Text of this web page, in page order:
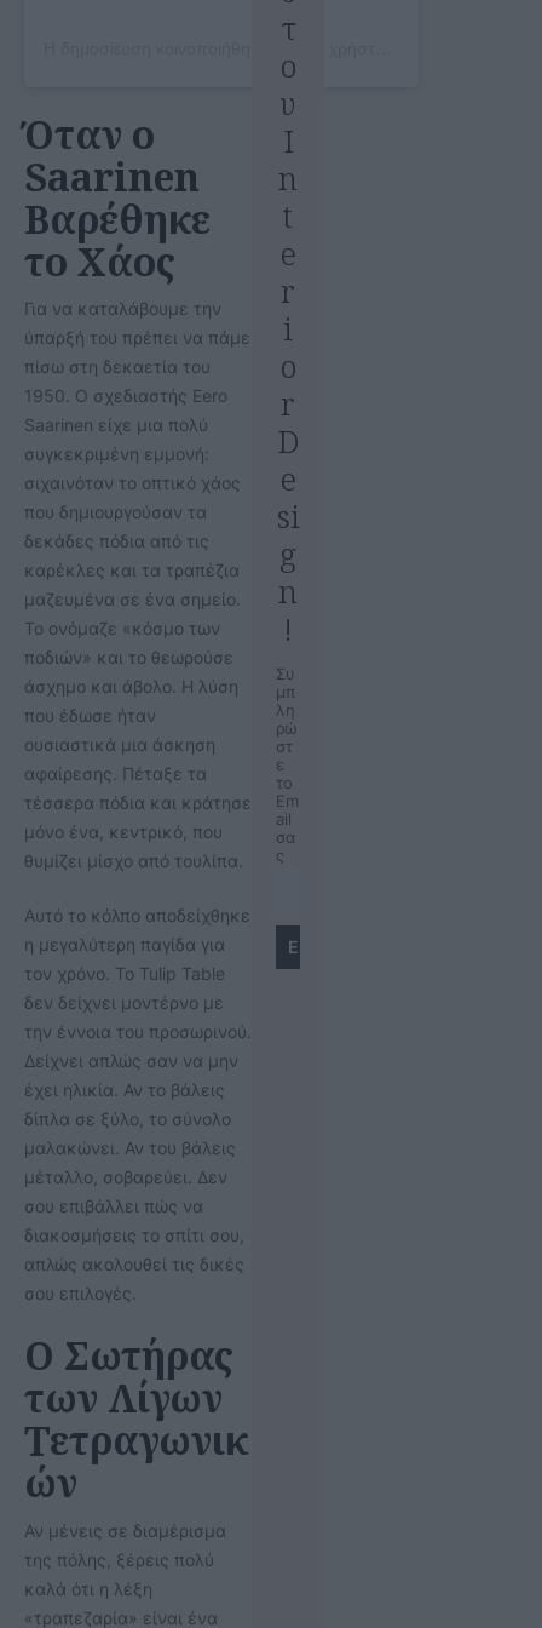
Όταν ο
Saarinen
Βαρέθηκε
το Χάος
Για να καταλάβουμε την
ύπαρξή του πρέπει να πάμε
πίσω στη δεκαετία του
1950. Ο σχεδιαστής Eero
Saarinen είχε μια πολύ
συγκεκριμένη εμμονή:
σιχαινόταν το οπτικό χάος
που δημιουργούσαν τα
δεκάδες πόδια από τις
καρέκλες και τα τραπέζια
μαζευμένα σε ένα σημείο.
Το ονόμαζε «κόσμο των
ποδιών» και το θεωρούσε
άσχημο και άβολο. Η λύση
που έδωσε ήταν
ουσιαστικά μια άσκηση
αφαίρεσης. Πέταξε τα
τέσσερα πόδια και κράτησε
μόνο ένα, κεντρικό, που
θυμίζει μίσχο από τουλίπα.
Αυτό το κόλπο αποδείχθηκε
η μεγαλύτερη παγίδα για
τον χρόνο. Το Tulip Table
δεν δείχνει μοντέρνο με
την έννοια του προσωρινού.
Δείχνει απλώς σαν να μην
έχει ηλικία. Αν το βάλεις
δίπλα σε ξύλο, το σύνολο
μαλακώνει. Αν του βάλεις
μέταλλο, σοβαρεύει. Δεν
σου επιβάλλει πώς να
διακοσμήσεις το σπίτι σου,
απλώς ακολουθεί τις δικές
σου επιλογές.
Ο Σωτήρας
των Λίγων
Τετραγωνικ
ών
Αν μένεις σε διαμέρισμα
της πόλης, ξέρεις πολύ
καλά ότι η λέξη
«τραπεζαρία» είναι ένα
τ
ο
υ
I
n
t
e
r
i
o
r
D
e
si
g
n
!
Συ
μπ
λη
ρώ
στ
ε
το
Em
ail
σα
ς